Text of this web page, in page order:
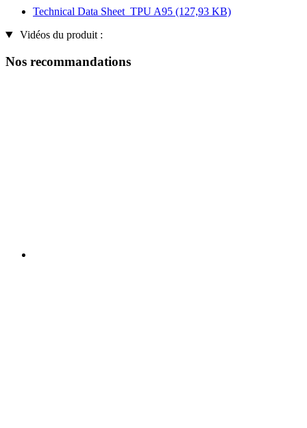
Technical Data Sheet_TPU A95 (127,93 KB)
Vidéos du produit :
Nos recommandations